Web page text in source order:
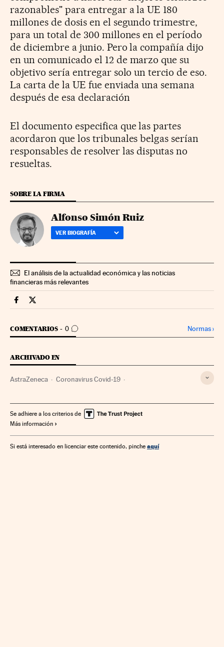
razonables" para entregar a la UE 180
millones de dosis en el segundo trimestre,
para un total de 300 millones en el período
de diciembre a junio. Pero la compañía dijo
en un comunicado el 12 de marzo que su
objetivo sería entregar solo un tercio de eso.
La carta de la UE fue enviada una semana
después de esa declaración
El documento especifica que las partes
acordaron que los tribunales belgas serían
responsables de resolver las disputas no
resueltas.
SOBRE LA FIRMA
Alfonso Simón Ruiz
VER BIOGRAFÍA
El análisis de la actualidad económica y las noticias
financieras más relevantes
Companias Cinco Días en Facebook
Companias Cinco Días en Twitter
COMENTARIOS 0
IR A LOS COMENTARIOS Normas›
ARCHIVADO EN
AstraZeneca Coronavirus Covid-19
Farmacia Enfermedades infecciosas Virología
Epidemia Enfermedades
Empresas Economía Biología Salud Industria
Se adhiere a los criterios de
Más información
Si está interesado en licenciar este contenido, pinche aquí